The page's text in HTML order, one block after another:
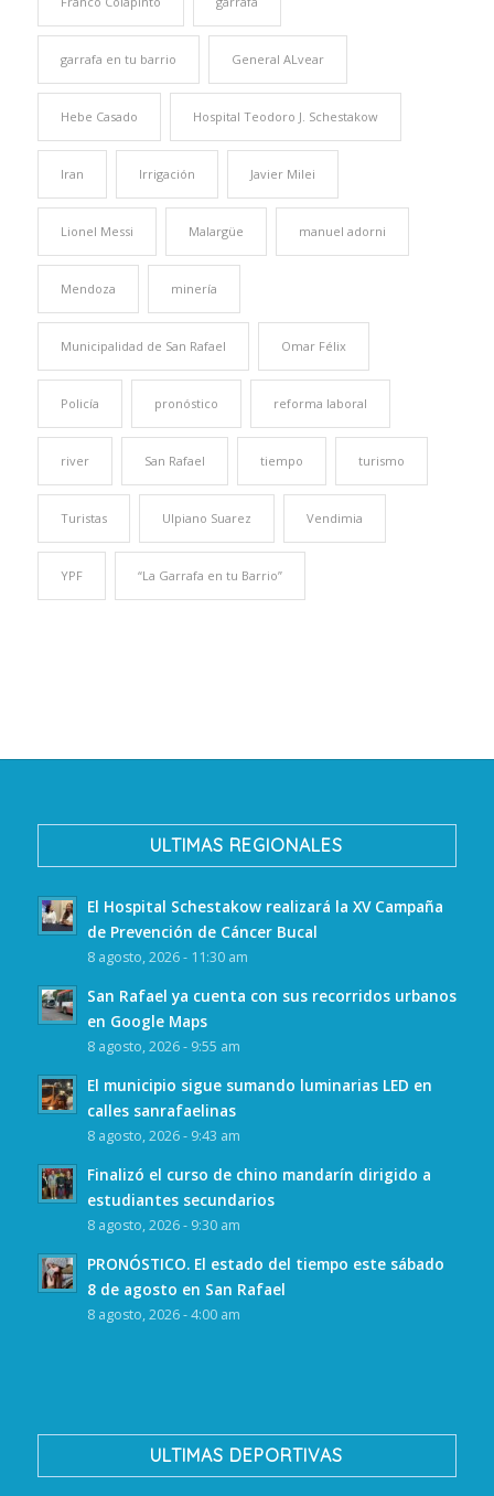
garrafa en tu barrio General ALvear
Hebe Casado Hospital Teodoro J. Schestakow
Iran Irrigación Javier Milei
Lionel Messi Malargüe manuel adorni
Mendoza minería
Municipalidad de San Rafael Omar Félix
Policía pronóstico reforma laboral
river San Rafael tiempo turismo
Turistas Ulpiano Suarez Vendimia
YPF “La Garrafa en tu Barrio”
ULTIMAS REGIONALES
El Hospital Schestakow realizará la XV Campaña
de Prevención de Cáncer Bucal
8 agosto, 2026 - 11:30 am
San Rafael ya cuenta con sus recorridos urbanos
en Google Maps
8 agosto, 2026 - 9:55 am
El municipio sigue sumando luminarias LED en
calles sanrafaelinas
8 agosto, 2026 - 9:43 am
Finalizó el curso de chino mandarín dirigido a
estudiantes secundarios
8 agosto, 2026 - 9:30 am
PRONÓSTICO. El estado del tiempo este sábado
8 de agosto en San Rafael
8 agosto, 2026 - 4:00 am
ULTIMAS DEPORTIVAS